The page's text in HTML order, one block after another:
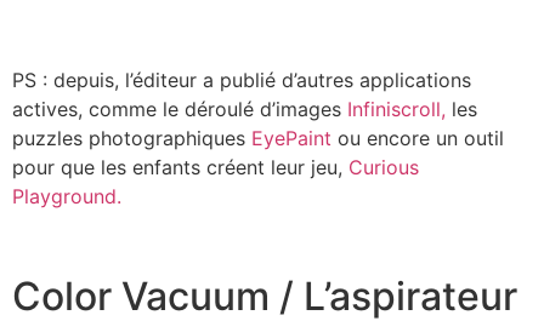
PS : depuis, l’éditeur a publié d’autres applications
actives, comme le déroulé d’images Infiniscroll, les
puzzles photographiques EyePaint ou encore un outil
pour que les enfants créent leur jeu, Curious
Playground.
Color Vacuum / L’aspirateur